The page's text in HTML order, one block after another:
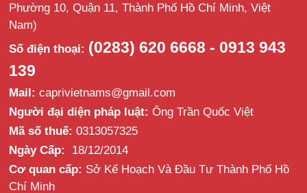
Phường 10, Quận 11, Thành Phố Hồ Chí Minh, Việt
Nam)
Số điện thoại: (0283) 620 6668 - 0913 943
139
Mail: caprivietnams@gmail.com
Người đại diện pháp luật: Ông Trần Quốc Việt
Mã số thuế: 0313057325
Ngày Cấp:
18/12/2014
Cơ quan cấp: Sở Kế Hoạch Và Đầu Tư Thành Phố Hồ
Chí Minh